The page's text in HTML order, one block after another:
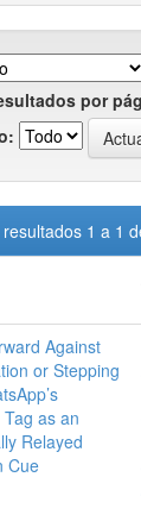
por
1 a 1
Against
or Stepping
as an
Relayed
Cue